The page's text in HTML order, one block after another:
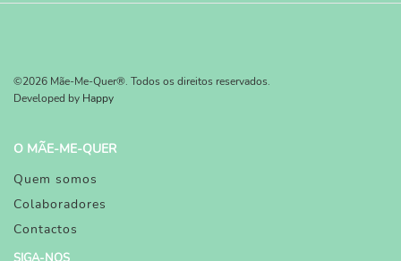
©2026 Mãe-Me-Quer®. Todos os direitos reservados.
Developed by Happy
O MÃE-ME-QUER
Quem somos
Colaboradores
Contactos